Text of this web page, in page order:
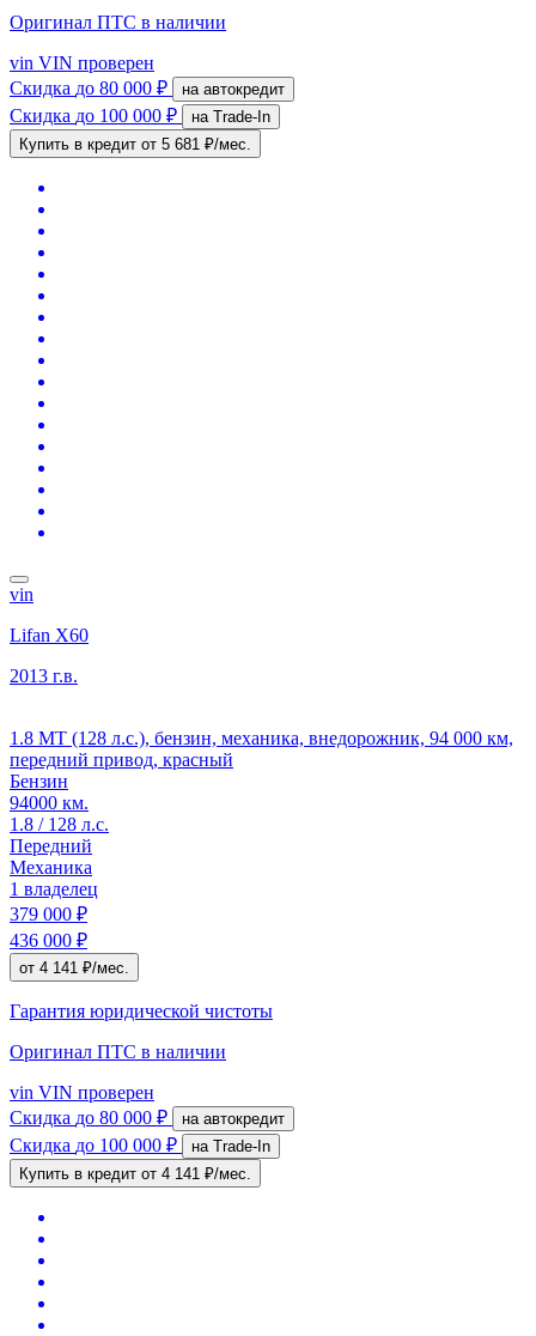
Оригинал ПТС в наличии
vin VIN проверен
Скидка до 80 000 ₽ на автокредит
Скидка до 100 000 ₽
на Trade-In
Купить в кредит от 5 681 ₽/мес.
vin
Lifan X60
2013 г.в.
1.8 MT (128 л.с.), бензин, механика, внедорожник, 94 000 км,
передний привод, красный
Бензин
94000 км.
1.8 / 128 л.с.
Передний
Механика
1 владелец
379 000 ₽
436 000 ₽
от 4 141 ₽/мес.
Гарантия юридической чистоты
Оригинал ПТС в наличии
vin VIN проверен
Скидка до 80 000 ₽ на автокредит
Скидка до 100 000 ₽
на Trade-In
Купить в кредит от 4 141 ₽/мес.